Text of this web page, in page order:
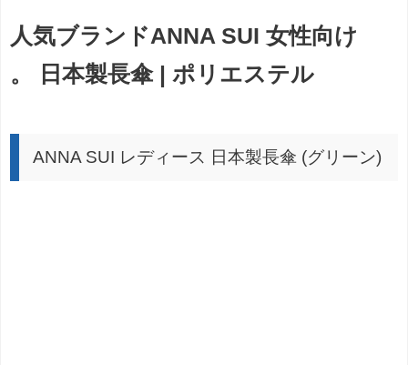
人気ブランドANNA SUI 女性向け
。 日本製長傘 | ポリエステル
ANNA SUI レディース 日本製長傘 (グリーン)